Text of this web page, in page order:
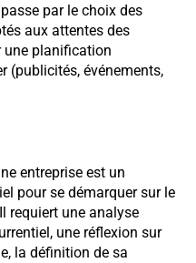
par le choix des
aux attentes des
une planification
(publicités, événements,
entreprise est un
pour se démarquer sur le
requiert une analyse
une réflexion sur
la définition de sa